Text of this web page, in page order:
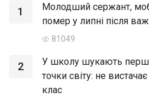
1
Молодший сержант,
помер у липні після
81049
2
У школу шукають
точки світу: не
клас